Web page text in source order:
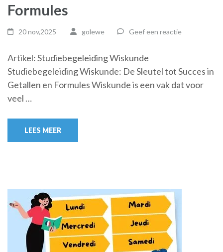
Formules
20 nov,2025 golewe Geef een reactie
Artikel: Studiebegeleiding Wiskunde
Studiebegeleiding Wiskunde: De Sleutel tot Succes in
Getallen en Formules Wiskunde is een vak dat voor
veel …
LEES MEER